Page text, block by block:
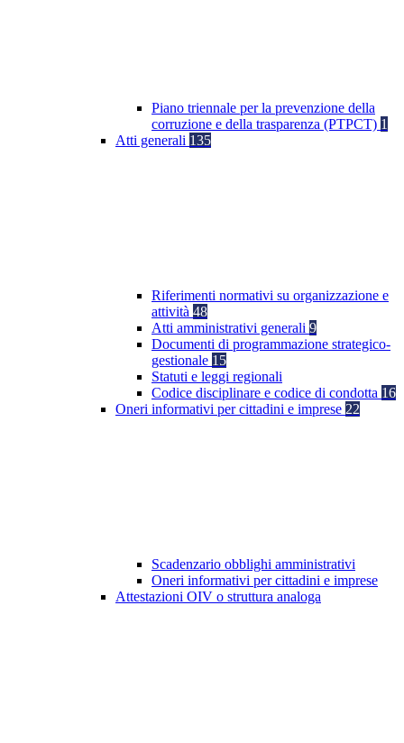
Piano triennale per la prevenzione della
corruzione e della trasparenza (PTPCT) 1
Atti generali 135
Riferimenti normativi su organizzazione e
attività 48
Atti amministrativi generali 9
Documenti di programmazione strategico-
gestionale 15
Statuti e leggi regionali
Codice disciplinare e codice di condotta 16
Oneri informativi per cittadini e imprese 22
Scadenzario obblighi amministrativi
Oneri informativi per cittadini e imprese
Attestazioni OIV o struttura analoga